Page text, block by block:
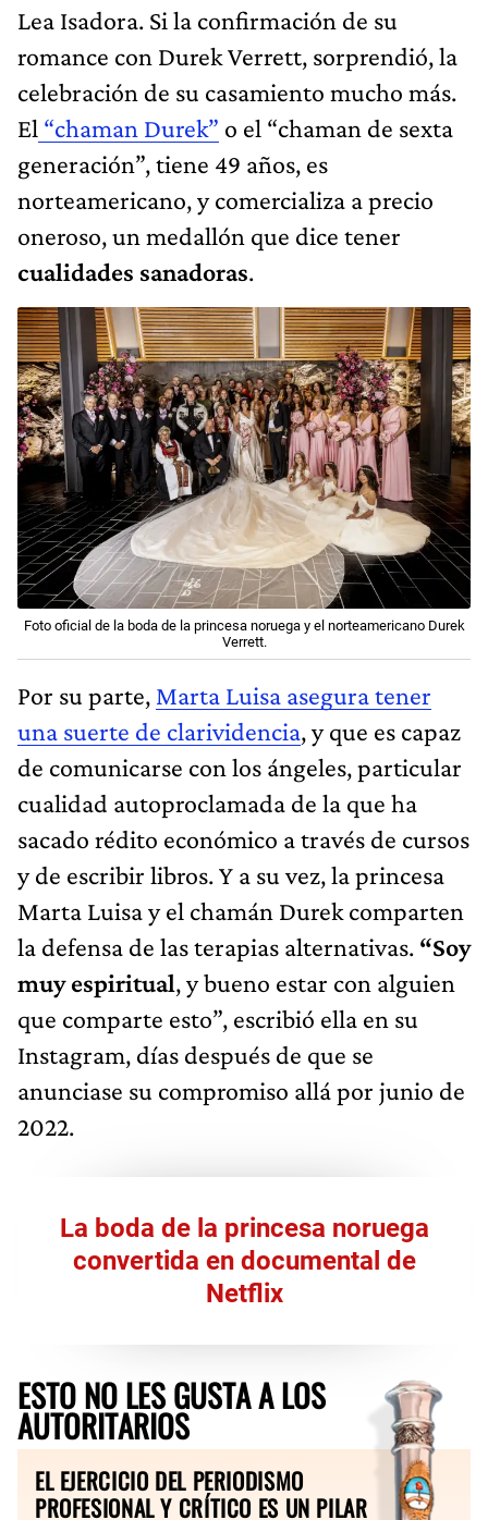
Lea Isadora. Si la confirmación de su
romance con Durek Verrett, sorprendió, la
celebración de su casamiento mucho más.
El “chaman Durek” o el “chaman de sexta
generación”, tiene 49 años, es
norteamericano, y comercializa a precio
oneroso, un medallón que dice tener
cualidades sanadoras.
Foto oficial de la boda de la princesa noruega y el norteamericano Durek
Verrett.
Por su parte, Marta Luisa asegura tener
una suerte de clarividencia, y que es capaz
de comunicarse con los ángeles, particular
cualidad autoproclamada de la que ha
sacado rédito económico a través de cursos
y de escribir libros. Y a su vez, la princesa
Marta Luisa y el chamán Durek comparten
la defensa de las terapias alternativas. “Soy
muy espiritual, y bueno estar con alguien
que comparte esto”, escribió ella en su
Instagram, días después de que se
anunciase su compromiso allá por junio de
2022.
La boda de la princesa noruega
convertida en documental de
Netflix
ESTO NO LES GUSTA A LOS
AUTORITARIOS
EL EJERCICIO DEL PERIODISMO
PROFESIONAL Y CRÍTICO ES UN PILAR